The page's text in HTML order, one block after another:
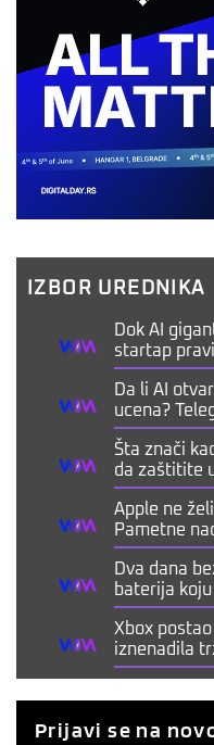
IZBOR UREDNIKA
Dok AI
startap
Da li AI
ucena?
Šta znači
da zaštitite
Apple ne
Pametne
Dva dana
baterija
Xbox
iznenadila
Prijavi se na